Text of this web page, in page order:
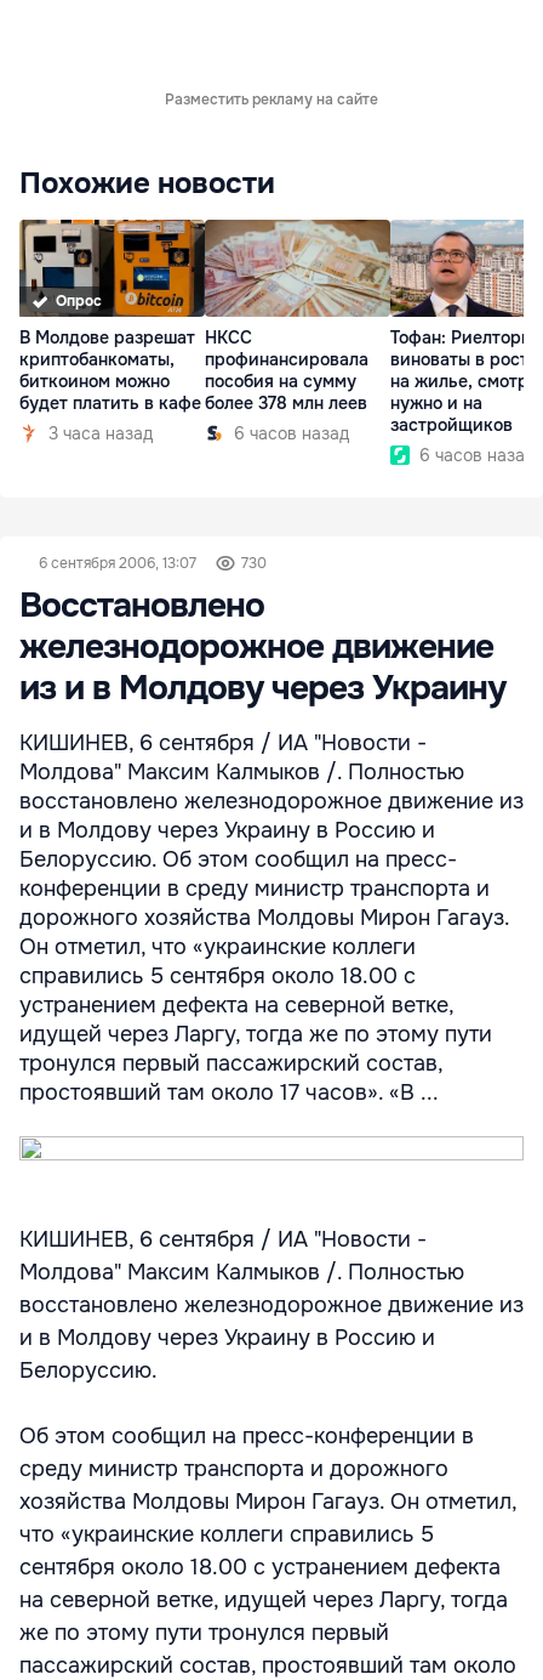
Разместить рекламу на сайте
Похожие новости
Опрос
В Молдове разрешат
криптобанкоматы,
биткоином можно
будет платить в кафе
3 часа назад
НКСС
профинансировала
пособия на сумму
более 378 млн леев
6 часов назад
Тофан: Риелторы
виноваты в росте
на жилье,
нужно и на
застройщиков
6 часов назад
6 сентября 2006, 13:07 730
Восстановлено
железнодорожное движение
из и в Молдову через Украину
КИШИНЕВ, 6 сентября / ИА "Новости -
Молдова" Максим Калмыков /. Полностью
восстановлено железнодорожное движение из
и в Молдову через Украину в Россию и
Белоруссию. Об этом сообщил на пресс-
конференции в среду министр транспорта и
дорожного хозяйства Молдовы Мирон Гагауз.
Он отметил, что «украинские коллеги
справились 5 сентября около 18.00 с
устранением дефекта на северной ветке,
идущей через Ларгу, тогда же по этому пути
тронулся первый пассажирский состав,
простоявший там около 17 часов». «В ...
КИШИНЕВ, 6 сентября / ИА "Новости -
Молдова" Максим Калмыков /. Полностью
восстановлено железнодорожное движение из
и в Молдову через Украину в Россию и
Белоруссию.
Об этом сообщил на пресс-конференции в
среду министр транспорта и дорожного
хозяйства Молдовы Мирон Гагауз. Он отметил,
что «украинские коллеги справились 5
сентября около 18.00 с устранением дефекта
на северной ветке, идущей через Ларгу, тогда
же по этому пути тронулся первый
пассажирский состав, простоявший там около